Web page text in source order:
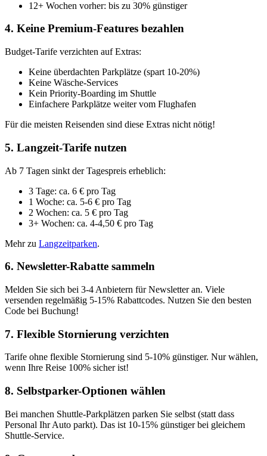
12+ Wochen vorher: bis zu 30% günstiger
4. Keine Premium-Features bezahlen
Budget-Tarife verzichten auf Extras:
Keine überdachten Parkplätze (spart 10-20%)
Keine Wäsche-Services
Kein Priority-Boarding im Shuttle
Einfachere Parkplätze weiter vom Flughafen
Für die meisten Reisenden sind diese Extras nicht nötig!
5. Langzeit-Tarife nutzen
Ab 7 Tagen sinkt der Tagespreis erheblich:
3 Tage: ca. 6 € pro Tag
1 Woche: ca. 5-6 € pro Tag
2 Wochen: ca. 5 € pro Tag
3+ Wochen: ca. 4-4,50 € pro Tag
Mehr zu Langzeitparken.
6. Newsletter-Rabatte sammeln
Melden Sie sich bei 3-4 Anbietern für Newsletter an. Viele
versenden regelmäßig 5-15% Rabattcodes. Nutzen Sie den besten
Code bei Buchung!
7. Flexible Stornierung verzichten
Tarife ohne flexible Stornierung sind 5-10% günstiger. Nur wählen,
wenn Ihre Reise 100% sicher ist!
8. Selbstparker-Optionen wählen
Bei manchen Shuttle-Parkplätzen parken Sie selbst (statt dass
Personal Ihr Auto parkt). Das ist 10-15% günstiger bei gleichem
Shuttle-Service.